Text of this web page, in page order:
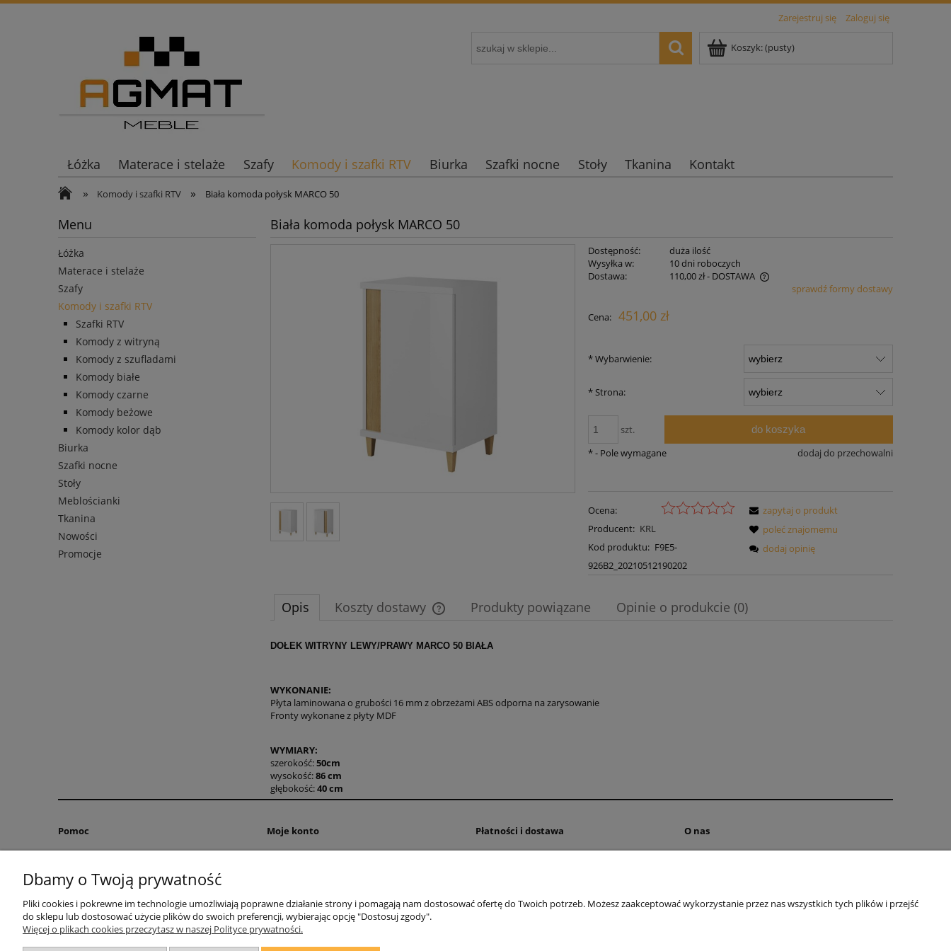
Zarejestruj się Zaloguj się
Koszyk:(pusty)
Łóżka Materace i stelaże Szafy Komody i szafki RTV Biurka Szafki nocne Stoły Tkanina Kontakt
» Komody i szafki RTV » Biała komoda połysk MARCO 50
Menu
Łóżka
Materace i stelaże
Szafy
Komody i szafki RTV
Szafki RTV
Komody z witryną
Komody z szufladami
Komody białe
Komody czarne
Komody beżowe
Komody kolor dąb
Biurka
Szafki nocne
Stoły
Meblościanki
Tkanina
Nowości
Promocje
Biała komoda połysk MARCO 50
Dostępność:
duża ilość
Wysyłka w:
10 dni roboczych
Dostawa:
110,00 zł- DOSTAWA
płatności
sprawdź formy dostawy
Cena: 451,00 zł
*Wybarwienie:
* Strona:
szt. do koszyka
dodaj do przechowalni
*- Pole wymagane
Ocena:
Producent: KRL
Kod produktu: F9E5-
926B2_20210512190202
zapytaj o produkt
poleć znajomemu
dodaj opinię
Opis Koszty dostawy
Cena nie zawiera ewentualnych kosztów
Produkty powiązane Opinie o produkcie (0)
DOŁEK WITRYNY LEWY/PRAWY MARCO 50 BIAŁA
WYKONANIE:
Płyta laminowana o grubości 16 mm z obrzeżami ABS odporna na zarysowanie
Fronty wykonane z płyty MDF
WYMIARY:
szerokość:50cm
wysokość:86 cm
głębokość:40 cm
Pomoc
Regulamin
Moje konto Płatności i dostawa O nas
O firmie
Dbamy o Twoją prywatność
Pliki cookies i pokrewne im technologie umożliwiają poprawne działanie strony i pomagają nam dostosować ofertę do Twoich potrzeb. Możesz zaakceptować wykorzystanie przez nas wszystkich tych plików i przejść
do sklepu lub dostosować użycie plików do swoich preferencji, wybierając opcję "Dostosuj zgody".
Więcej o plikach cookies przeczytasz w naszej Polityce prywatności.